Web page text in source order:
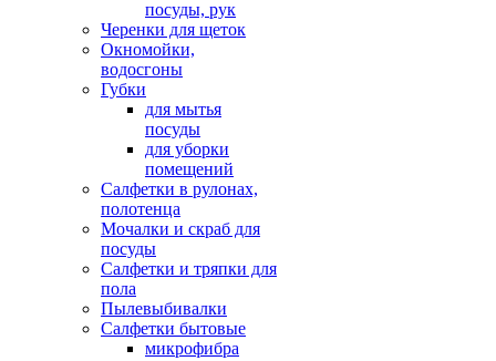
посуды, рук
Черенки для щеток
Окномойки,
водосгоны
Губки
для мытья
посуды
для уборки
помещений
Салфетки в рулонах,
полотенца
Мочалки и скраб для
посуды
Салфетки и тряпки для
пола
Пылевыбивалки
Салфетки бытовые
микрофибра